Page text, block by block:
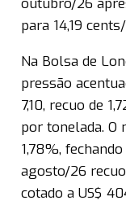
outubro/26
para 14,19
Na Bolsa de
pressão
7,10, recuo de
por tonelada. O
1,78%,
agosto/26
cotado a US$